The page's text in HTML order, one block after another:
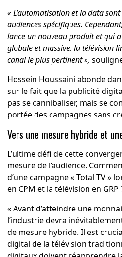
« L’automatisation et la data
audiences spécifiques.
lance un nouveau produit et qui
globale et massive, la télévision
canal le plus pertinent »,
Hossein Houssaini abonde
sur le fait que la publicité
pas se cannibaliser, mais se
portée des campagnes sans
Vers une mesure hybride et
L’ultime défi de cette
mesure de l’audience.
d’une campagne « Total TV »
en CPM et la télévision en GRP
« Avant d’atteindre une
l’industrie devra
de mesure hybride. Il est
digital de la télévision